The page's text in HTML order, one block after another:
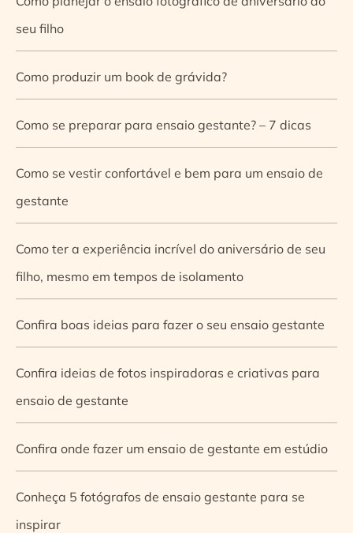
seu filho
Como produzir um book de grávida?
Como se preparar para ensaio gestante? – 7 dicas
Como se vestir confortável e bem para um ensaio de
gestante
Como ter a experiência incrível do aniversário de seu
filho, mesmo em tempos de isolamento
Confira boas ideias para fazer o seu ensaio gestante
Confira ideias de fotos inspiradoras e criativas para
ensaio de gestante
Confira onde fazer um ensaio de gestante em estúdio
Conheça 5 fotógrafos de ensaio gestante para se
inspirar